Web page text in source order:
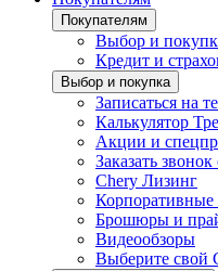
Покупателям
Выбор и
Кредит и
Выбор и покупка
Записаться на
Калькулятор
Акции и
Заказать
Chery Лизинг
Брошюры и
Видеообзоры
Выберите свой